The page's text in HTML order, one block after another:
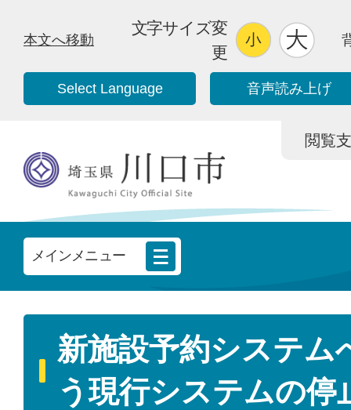
本文へ移動
文字サイズ変
更
Select Language 音声読み上げ
閲覧
メインメニュー
新施設予約システム
う現行システムの停